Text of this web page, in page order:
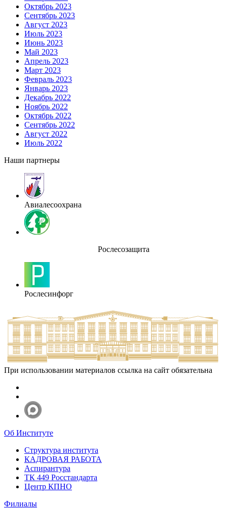
Октябрь 2023
Сентябрь 2023
Август 2023
Июль 2023
Июнь 2023
Май 2023
Апрель 2023
Март 2023
Февраль 2023
Январь 2023
Декабрь 2022
Ноябрь 2022
Октябрь 2022
Сентябрь 2022
Август 2022
Июль 2022
Наши партнеры
Авиалесоохрана
Рослесозащита
Рослесинфорг
При использовании материалов ссылка на сайт обязательна
Об Институте
Структура института
КАДРОВАЯ РАБОТА
Аспирантура
ТК 449 Росстандарта
Центр КПНО
Филиалы